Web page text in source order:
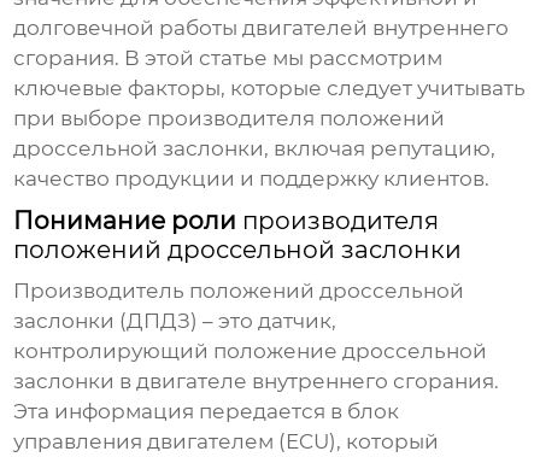
долговечной работы двигателей внутреннего
сгорания. В этой статье мы рассмотрим
ключевые факторы, которые следует учитывать
при выборе производителя положений
дроссельной заслонки, включая репутацию,
качество продукции и поддержку клиентов.
Понимание роли производителя
положений дроссельной заслонки
Производитель положений дроссельной
заслонки (ДПДЗ) – это датчик,
контролирующий положение дроссельной
заслонки в двигателе внутреннего сгорания.
Эта информация передается в блок
управления двигателем (ECU), который